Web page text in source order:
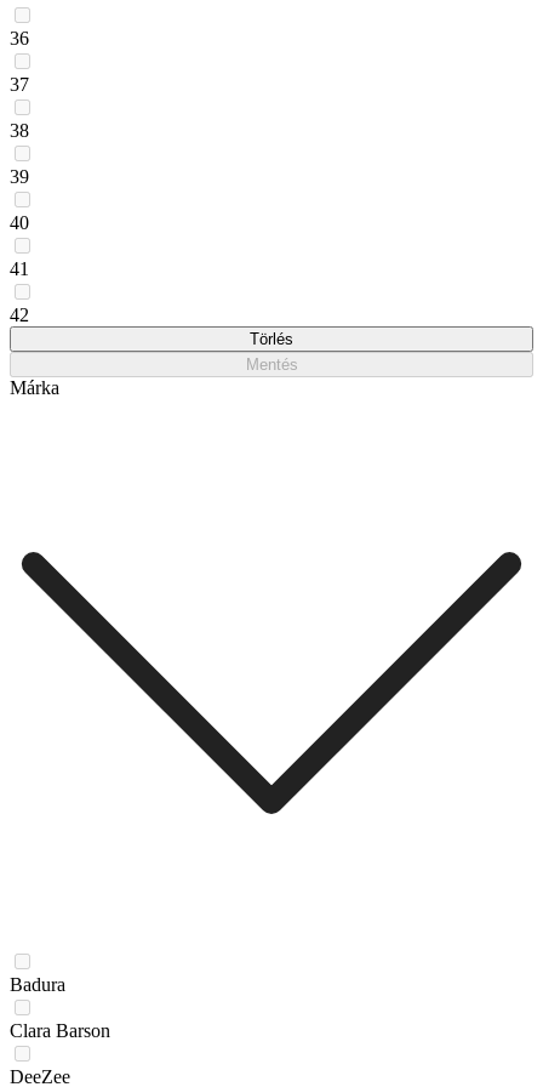
36
37
38
39
40
41
42
Törlés
Mentés
Márka
Badura
Clara Barson
DeeZee